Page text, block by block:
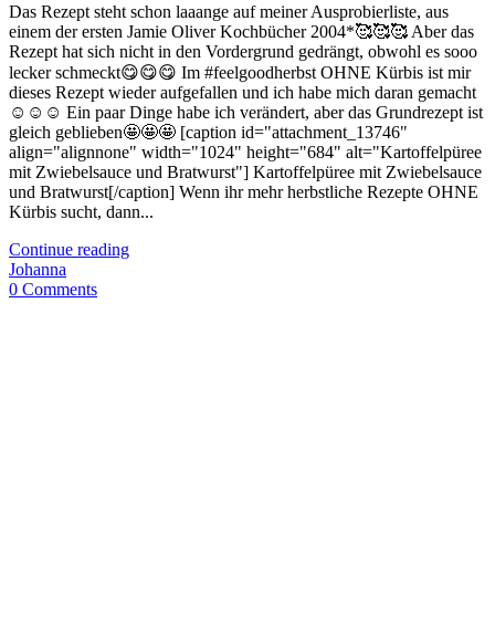
Das Rezept steht schon laaange auf meiner Ausprobierliste, aus
einem der ersten Jamie Oliver Kochbücher 2004*🥰🥰🥰 Aber das
Rezept hat sich nicht in den Vordergrund gedrängt, obwohl es sooo
lecker schmeckt😋😋😋 Im #feelgoodherbst OHNE Kürbis ist mir
dieses Rezept wieder aufgefallen und ich habe mich daran gemacht
☺️☺️☺️ Ein paar Dinge habe ich verändert, aber das Grundrezept ist
gleich geblieben🤩🤩🤩 [caption id="attachment_13746"
align="alignnone" width="1024" height="684" alt="Kartoffelpüree
mit Zwiebelsauce und Bratwurst"] Kartoffelpüree mit Zwiebelsauce
und Bratwurst[/caption] Wenn ihr mehr herbstliche Rezepte OHNE
Kürbis sucht, dann...
Continue reading
Johanna
0 Comments